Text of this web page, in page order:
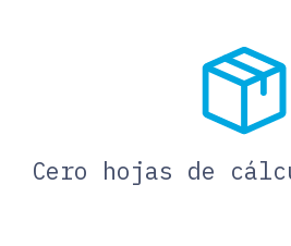
Cero hojas de